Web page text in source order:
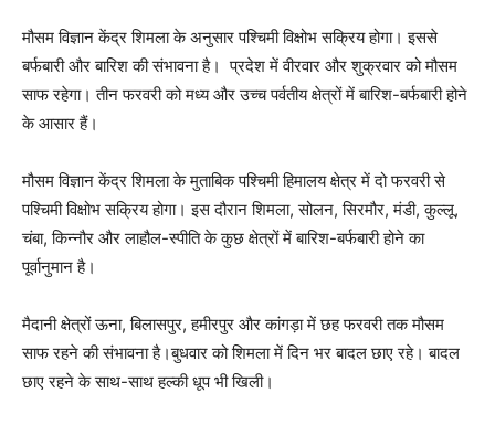
मौसम विज्ञान केंद्र शिमला के अनुसार पश्चिमी विक्षोभ सक्रिय होगा। इससे
बर्फबारी और बारिश की संभावना है। प्रदेश में वीरवार और शुक्रवार को मौसम
साफ रहेगा। तीन फरवरी को मध्य और उच्च पर्वतीय क्षेत्रों में बारिश-बर्फबारी होने
के आसार हैं।
मौसम विज्ञान केंद्र शिमला के मुताबिक पश्चिमी हिमालय क्षेत्र में दो फरवरी से
पश्चिमी विक्षोभ सक्रिय होगा। इस दौरान शिमला, सोलन, सिरमौर, मंडी, कुल्लू,
चंबा, किन्नौर और लाहौल-स्पीति के कुछ क्षेत्रों में बारिश-बर्फबारी होने का
पूर्वानुमान है।
मैदानी क्षेत्रों ऊना, बिलासपुर, हमीरपुर और कांगड़ा में छह फरवरी तक मौसम
साफ रहने की संभावना है।बुधवार को शिमला में दिन भर बादल छाए रहे। बादल
छाए रहने के साथ-साथ हल्की धूप भी खिली।